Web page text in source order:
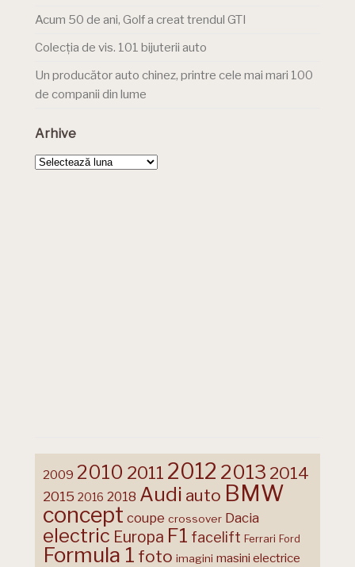
Acum 50 de ani, Golf a creat trendul GTI
Colecția de vis. 101 bijuterii auto
Un producător auto chinez, printre cele mai mari 100
de companii din lume
Arhive
Arhive
2009 2010 2011 2012 2013 2014
2015 2016 2018 Audi auto BMW
concept coupe crossover Dacia
electric Europa F1 facelift Ferrari Ford
Formula 1 foto imagini masini electrice